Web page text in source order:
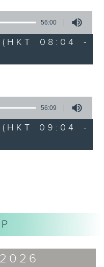
56:00
08:04 -
56:09
09:04 -
2026